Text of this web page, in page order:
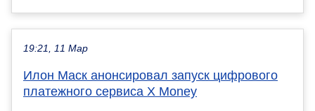
19:21, 11 Мар
Илон Маск анонсировал запуск цифрового
платежного сервиса X Money